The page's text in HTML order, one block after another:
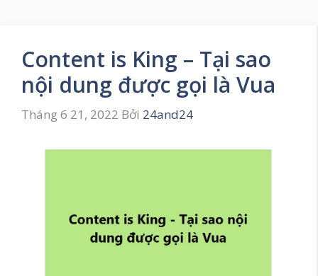
Content is King – Tại sao
nội dung được gọi là Vua
Tháng 6 21, 2022 Bởi 24and24